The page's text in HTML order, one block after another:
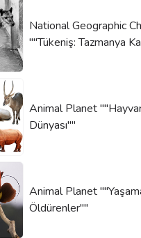
National Geographic
""Tükeniş: Tazmanya
Animal Planet
Dünyası""
Animal Planet
Öldürenler""